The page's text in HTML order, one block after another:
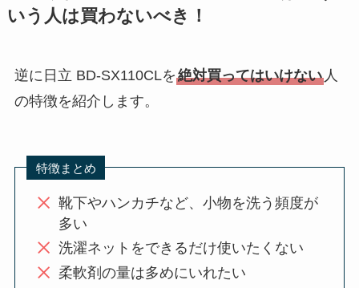
いう人は買わないべき！
逆に日立 BD-SX110CLを絶対買ってはいけない人
の特徴を紹介します。
特徴まとめ
靴下やハンカチなど、小物を洗う頻度が
多い
洗濯ネットをできるだけ使いたくない
柔軟剤の量は多めにいれたい